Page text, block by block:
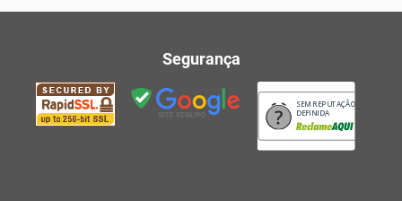
Segurança
SEM REPUTAÇÃO
DEFINIDA